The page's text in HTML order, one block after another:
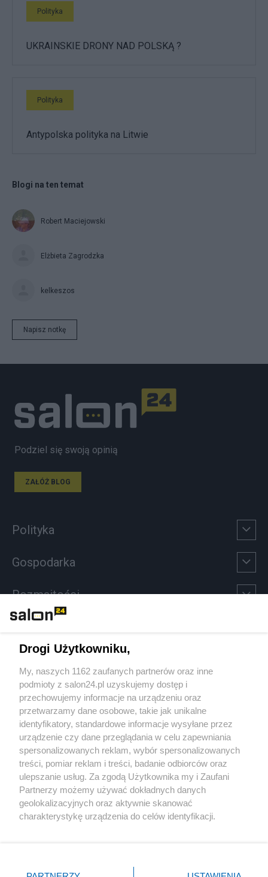
Polityka
UKRAINSKIE DRONY NAD POLSKĄ ?
Polityka
Antypolska polityka na Litwie
Blogi na ten temat
Robert Maciejowski
Elżbieta Zagrodzka
kelkeszos
Napisz notkę
Podziel się swoją opinią
ZAŁÓŻ BLOG
Polityka
Gospodarka
Rozmaitości
Sport
Społeczeństwo
Kultura
X Facebook Instagram Youtube
Drogi Użytkowniku,
My, naszych 1162 zaufanych partnerów oraz inne
podmioty z salon24.pl uzyskujemy dostęp i
przechowujemy informacje na urządzeniu oraz
przetwarzamy dane osobowe, takie jak unikalne
identyfikatory, standardowe informacje wysyłane przez
urządzenie czy dane przeglądania w celu zapewniania
spersonalizowanych reklam, wybór spersonalizowanych
treści, pomiar reklam i treści, badanie odbiorców oraz
ulepszanie usług. Za zgodą Użytkownika my i Zaufani
Partnerzy możemy używać dokładnych danych
geolokalizacyjnych oraz aktywnie skanować
charakterystykę urządzenia do celów identyfikacji.
zmienić/wycofać klikając przycisk ustawień prywatności